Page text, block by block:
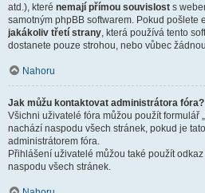
atd.), které nemají přímou souvislost s
samotným phpBB softwarem. Pokud pošlete
jakákoliv třetí strany, která používá tento
dostanete pouze strohou, nebo vůbec
Nahoru
Jak můžu kontaktovat administrátora fóra?
Všichni uživatelé fóra můžou použít formulář
nachází naspodu všech stránek, pokud je
administrátorem fóra.
Přihlášení uživatelé můžou také použít odkaz
naspodu všech stránek.